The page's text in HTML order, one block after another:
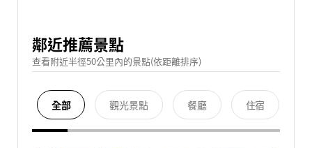
鄰近推薦景點
查看附近半徑50公里內的景點(依距離排序)
全部 觀光景點 餐廳 住宿